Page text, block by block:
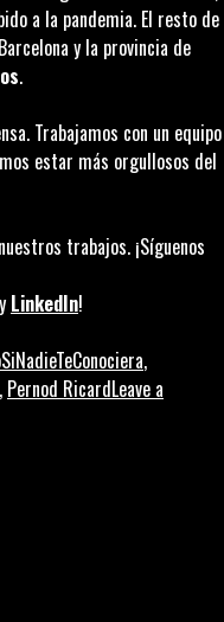
a la pandemia. El resto de
y la provincia de
.
Trabajamos con un equipo
estar más orgullosos del
trabajos. ¡Síguenos
LinkedIn!
,
, Pernod RicardLeave a